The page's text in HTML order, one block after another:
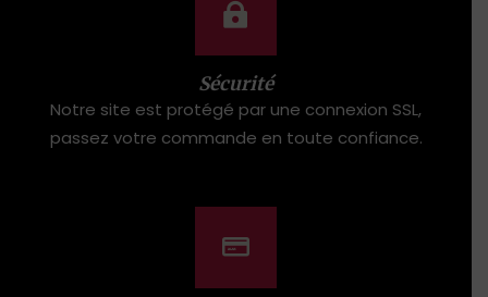
Sécurité
Notre site est protégé par une connexion SSL,
passez votre commande en toute confiance.